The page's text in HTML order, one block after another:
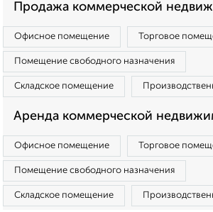
Продажа коммерческой
Офисное помещение Торговое
Помещение свободного назначения
Складское помещение
Аренда коммерческой
Офисное помещение Торговое
Помещение свободного назначения
Складское помещение